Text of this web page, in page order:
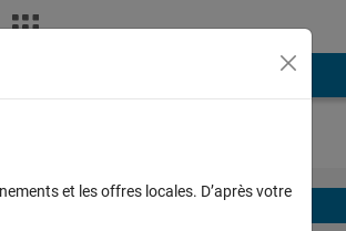
Télécharger
et les offres locales. D’après votre